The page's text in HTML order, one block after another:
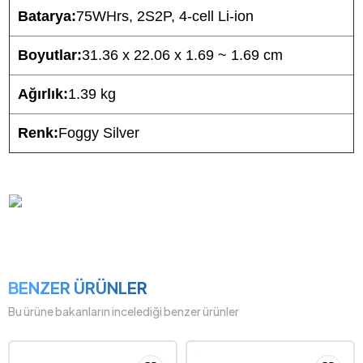
Batarya:75WHrs, 2S2P, 4-cell Li-ion
Boyutlar:31.36 x 22.06 x 1.69 ~ 1.69 cm
Ağırlık:1.39 kg
Renk:Foggy Silver
BENZER ÜRÜNLER
Bu ürüne bakanların incelediği benzer ürünler